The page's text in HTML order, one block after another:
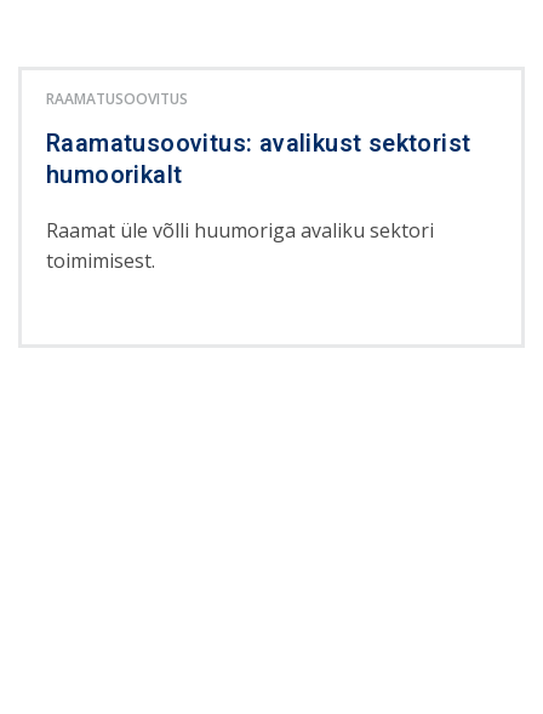
RAAMATUSOOVITUS
Raamatusoovitus: avalikust sektorist
humoorikalt
Raamat üle võlli huumoriga avaliku sektori
toimimisest.